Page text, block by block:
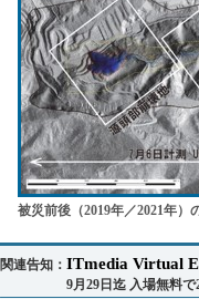
被災前後（2019年／2021年）
関連告知： ITmedia Virtual
9月29日迄 入場無料で24